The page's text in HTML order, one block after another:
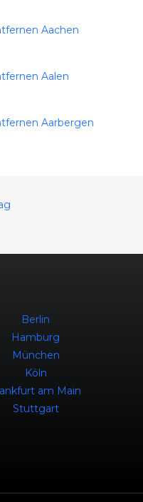
Aachen
Aalen
Aarbergen
Berlin
Hamburg
München
Köln
am Main
Stuttgart